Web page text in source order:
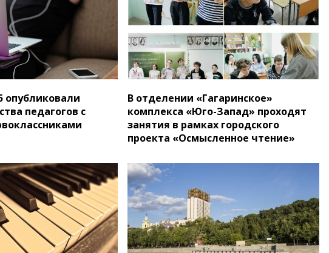
опубликовали
педагогов с
В отделении «Гагаринское»
комплекса «Юго-Запад» проходят
занятия в рамках городского
проекта «Осмысленное чтение»